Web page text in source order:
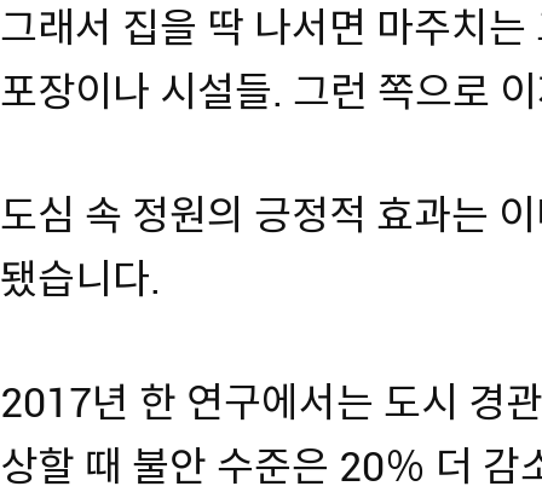
그래서 집을 딱 나서면 마주치
포장이나 시설들. 그런 쪽으로
도심 속 정원의 긍정적 효과는
됐습니다.
2017년 한 연구에서는 도시 경
상할 때 불안 수준은 20％ 더 감